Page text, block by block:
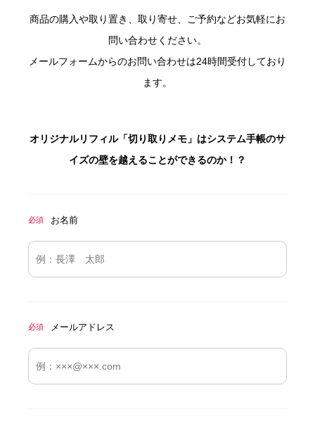
商品の購入や取り置き、取り寄せ、ご予約などお気軽にお
問い合わせください。
メールフォームからのお問い合わせは24時間受付しており
ます。
オリジナルリフィル「切り取りメモ」はシステム手帳のサ
イズの壁を越えることができるのか！？
必須 お名前
必須 メールアドレス